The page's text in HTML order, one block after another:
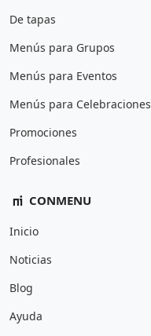
De tapas
Menús para Grupos
Menús para Eventos
Menús para Celebraciones
Promociones
Profesionales
CONMENU
Inicio
Noticias
Blog
Ayuda